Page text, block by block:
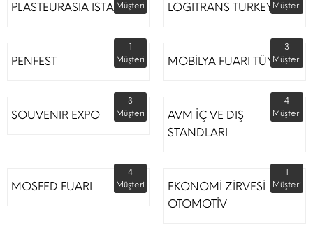
PLASTEURASIA ISTANBUL
Müşteri
LOGITRANS TURKEY Müşteri
PENFEST
1
Müşteri
MOBİLYA FUARI TÜYAP
3
Müşteri
SOUVENIR EXPO
3
Müşteri
AVM İÇ VE DIŞ
STANDLARI
4
Müşteri
MOSFED FUARI
4
Müşteri
EKONOMİ ZİRVESİ
OTOMOTİV
1
Müşteri